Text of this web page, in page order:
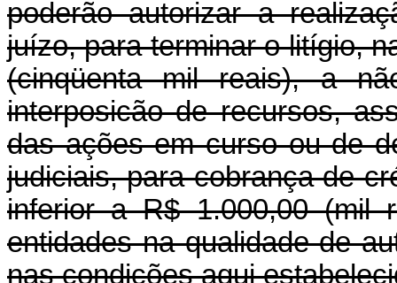
poderão autorizar a
juízo, para terminar o litígio,
(cinqüenta mil reais), a
interposicão de recursos,
das ações em curso ou de
judiciais, para cobrança de
inferior a R$ 1.000,00 (mil
entidades na qualidade de
nas condições aqui